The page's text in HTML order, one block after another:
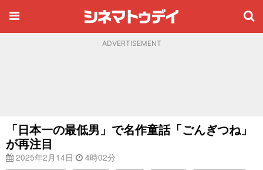
ADVERTISEMENT
「日本一の最低男」で名作童話「ごんぎつね」
が再注目
2025年2月14日
4時02分